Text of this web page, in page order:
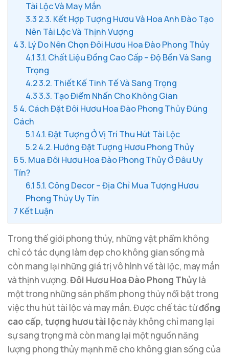
Tài Lộc Và May Mắn
3.3 2.3. Kết Hợp Tượng Hươu Và Hoa Anh Đào Tạo
Nên Tài Lộc Và Thịnh Vượng
43. Lý Do Nên Chọn Đôi Hươu Hoa Đào Phong Thủy
4.13.1. Chất Liệu Đồng Cao Cấp – Độ Bền Và Sang
Trọng
4.23.2. Thiết Kế Tinh Tế Và Sang Trọng
4.33.3. Tạo Điểm Nhấn Cho Không Gian
5 4. Cách Đặt Đôi Hươu Hoa Đào Phong Thủy Đúng
Cách
5.1 4.1. Đặt Tượng Ở Vị Trí Thu Hút Tài Lộc
5.24.2. Hướng Đặt Tượng Hươu Phong Thủy
65. Mua Đôi Hươu Hoa Đào Phong Thủy Ở Đâu Uy
Tín?
6.15.1. Công Decor – Địa Chỉ Mua Tượng Hươu
Phong Thủy Uy Tín
7 Kết Luận
Trong thế giới phong thủy, những vật phẩm không
chỉ có tác dụng làm đẹp cho không gian sống mà
còn mang lại những giá trị vô hình về tài lộc, may mắn
và thịnh vượng.Đôi Hươu Hoa Đào Phong Thủy là
một trong những sản phẩm phong thủy nổi bật trong
việc thu hút tài lộc và may mắn. Được chế tác từđồng
cao cấp, tượng hươu tài lộcnày không chỉ mang lại
sự sang trọng mà còn mang lại một nguồn năng
lượng phong thủy mạnh mẽ cho không gian sống của